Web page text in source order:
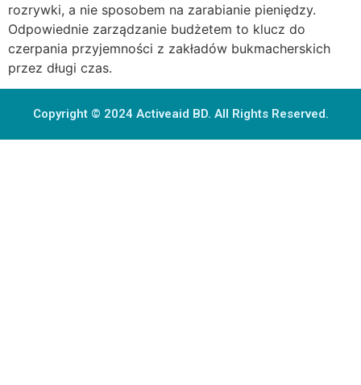
rozrywki, a nie sposobem na zarabianie pieniędzy.
Odpowiednie zarządzanie budżetem to klucz do
czerpania przyjemności z zakładów bukmacherskich
przez długi czas.
Copyright © 2024 Activeaid BD. All Rights Reserved.